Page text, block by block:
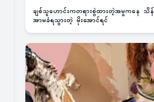
ချစ်သူဟောင်းကတရားစွဲထားတဲ့အမှုကနေ သိန်
အာမခံရသွားတဲ့ မိုးအောင်ရင်